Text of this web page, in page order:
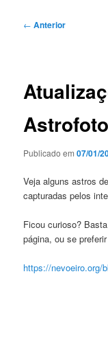
Navegação
← Anterior
Publicado em07/01/
Veja alguns astros
capturadas pelos
Ficou curioso?
página, ou se
https://nevoeiro.org/